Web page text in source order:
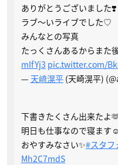
ありがとうございました❣️
ラブ〜いライブでした♡
みんなとの写真
たっくさんあるからまた
mIfYj3 pic.twitter.com/
— 天﨑滉平 (天崎滉平)
下書きたくさん出来たよ
明日も仕事なので寝ます☺️
おやすみなさい✨#スタフ
Mh2C7mdS